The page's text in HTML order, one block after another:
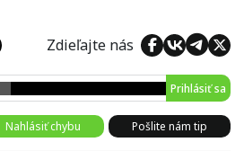
Zdieľajte nás
Prihlásiť sa
Nahlásiť chybu Pošlite nám tip